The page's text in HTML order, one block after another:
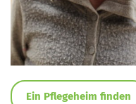
Ein Pflegeheim finden